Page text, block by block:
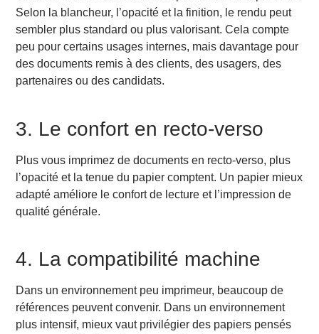
Quelle ramette A4 choisir pour de petits volumes ?
Quel papier choisir pour un meilleur rendu
professionnel ?
Quel produit OVOL choisir pour des volumes plus
élevés ?
Existe-t-il une ramette recyclée adaptée à un usage
A4 professionnelles ?
Selon la blancheur, l’opacité et la finition, le rendu peut
sembler plus standard ou plus valorisant. Cela compte
peu pour certains usages internes, mais davantage pour
des documents remis à des clients, des usagers, des
partenaires ou des candidats.
3. Le confort en recto-verso
Plus vous imprimez de documents en recto-verso, plus
l’opacité et la tenue du papier comptent. Un papier mieux
adapté améliore le confort de lecture et l’impression de
qualité générale.
4. La compatibilité machine
Dans un environnement peu imprimeur, beaucoup de
références peuvent convenir. Dans un environnement
plus intensif, mieux vaut privilégier des papiers pensés